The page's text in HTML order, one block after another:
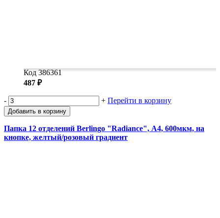
Код 386361
487 ₽
- + Перейти в корзину
Добавить в корзину
Папка 12 отделений Berlingo "Radiance", А4, 600мкм, на
кнопке, желтый/розовый градиент